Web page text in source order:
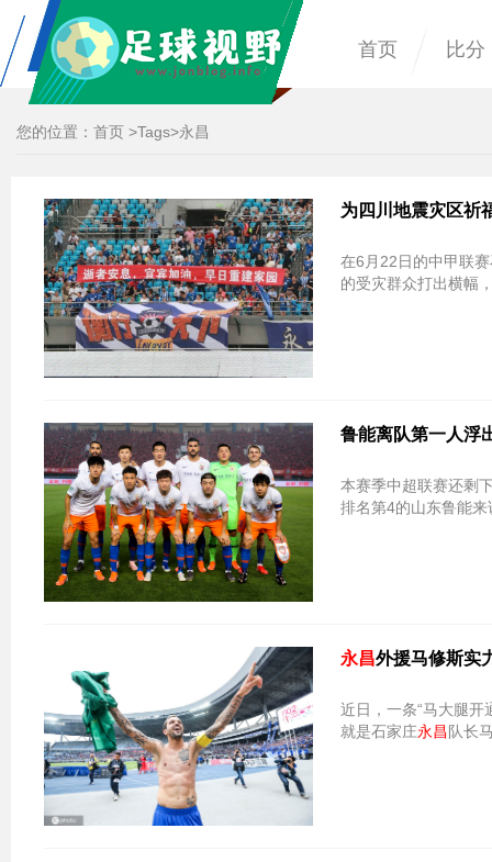
首页 比分
您的位置： 首页 >Tags>永昌
为四川地震灾区祈
在6月22日的中甲联
的受灾群众打出横幅
鲁能离队第一人浮
本赛季中超联赛还剩
排名第4的山东鲁能
永昌外援马修斯实
近日，一条“马大腿开
就是石家庄永昌队长